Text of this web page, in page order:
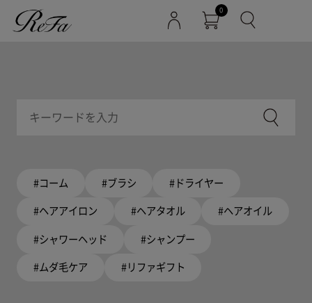
0
#コーム #ブラシ #ドライヤー
#ヘアアイロン #ヘアタオル #ヘアオイル
#シャワーヘッド #シャンプー
#ムダ毛ケア #リファギフト